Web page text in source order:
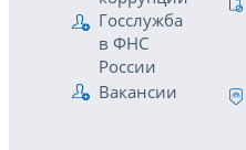
Госслужба
в ФНС
России
Вакансии